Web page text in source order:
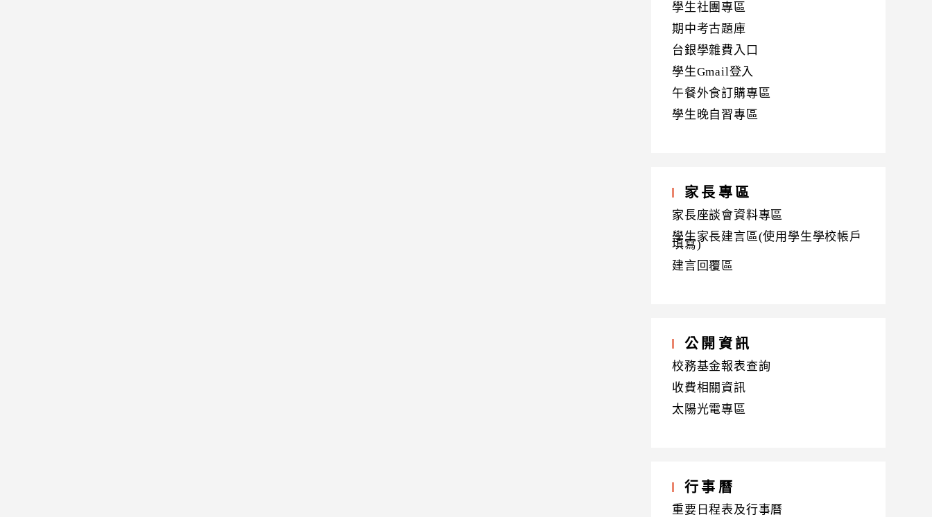
學生社團專區
期中考古題庫
台銀學雜費入口
學生Gmail登入
午餐外食訂購專區
學生晚自習專區
家長專區
家長座談會資料專區
學生家長建言區(使用學生學校帳戶
填寫)
建言回覆區
公開資訊
校務基金報表查詢
收費相關資訊
太陽光電專區
行事曆
重要日程表及行事曆